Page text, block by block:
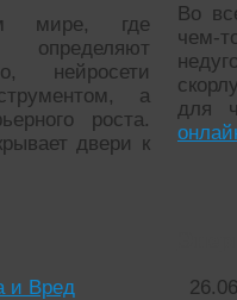
мире, где
определяют
нейросети
а
роста.
двери к
Во
чем-
для
и Вред